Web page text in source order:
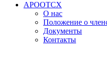
АРООТСХ
О нас
Положение о
Документы
Контакты